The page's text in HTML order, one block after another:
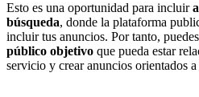
Esto es una oportunidad para incluir
búsqueda, donde la plataforma
incluir tus anuncios. Por tanto,
público objetivo que pueda estar
servicio y crear anuncios orientados